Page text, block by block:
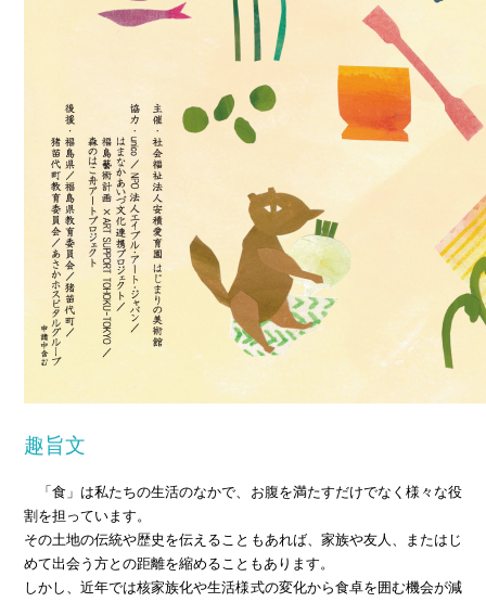
趣旨文
「食」は私たちの生活のなかで、お腹を満たすだけでなく様々な役
割を担っています。
その土地の伝統や歴史を伝えることもあれば、家族や友人、またはじ
めて出会う方との距離を縮めることもあります。
しかし、近年では核家族化や生活様式の変化から食卓を囲む機会が減